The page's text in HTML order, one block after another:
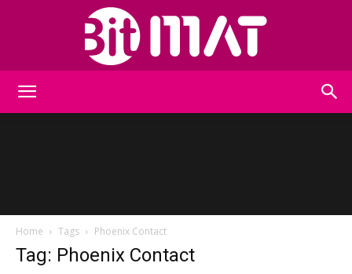
Home Tags Phoenix Contact
Tag: Phoenix Contact